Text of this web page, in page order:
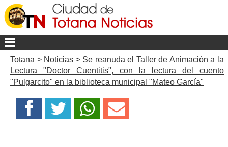
Totana > Noticias > Se reanuda el Taller de Animación a la
Lectura "Doctor Cuentitis", con la lectura del cuento
"Pulgarcito" en la biblioteca municipal "Mateo García"